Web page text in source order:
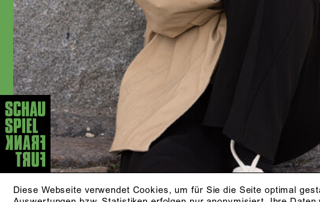
Diese Webseite verwendet Cookies, um für Sie die Seite optimal